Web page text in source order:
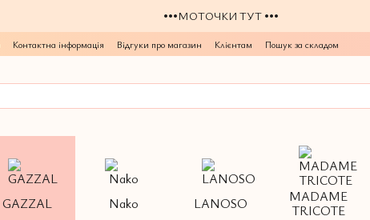
•••МОТОЧКИ ТУТ •••
Контактна інформація Відгуки про магазин Клієнтам Пошук за складом
GAZZAL Nako LANOSO
MADAME
TRICOTE